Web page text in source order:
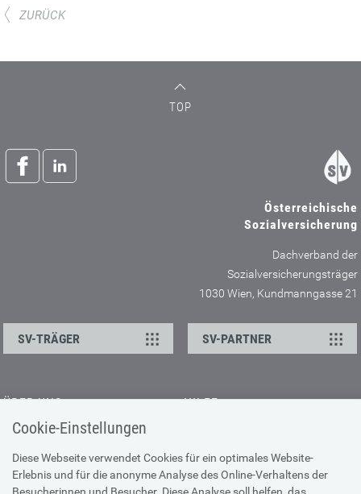
Cookie-Einstellungen
Diese Webseite verwendet Cookies für ein optimales Website-
Erlebnis und für die anonyme Analyse des Online-Verhaltens der
Besucherinnen und Besucher. Diese Analyse soll helfen, das
ZURÜCK
TOP
Österreichische
Sozialversicherung
Dachverband der
Sozialversicherungsträger
1030 Wien, Kundmanngasse 21
SV-TRÄGER SV-PARTNER
ÜBER UNS
Kontakt
Offene Stellen
Presse
HILFE
Browser-Info & Sicherheit
Hilfe zur Suche